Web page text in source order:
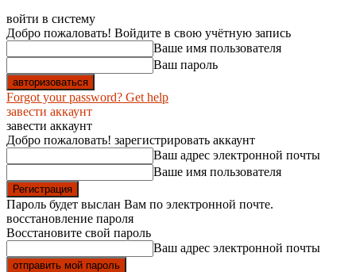
войти в систему
Добро пожаловать! Войдите в свою учётную запись
Ваше имя пользователя
Ваш пароль
Forgot your password? Get help
завести аккаунт
завести аккаунт
Добро пожаловать! зарегистрировать аккаунт
Ваш адрес электронной почты
Ваше имя пользователя
Пароль будет выслан Вам по электронной почте.
восстановление пароля
Восстановите свой пароль
Ваш адрес электронной почты